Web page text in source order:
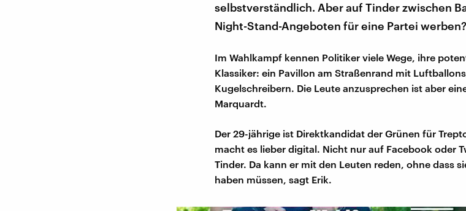
selbstverständlich. Aber auf Tinder zwischen
Night-Stand-Angeboten für eine Partei
Im Wahlkampf kennen Politiker viele Wege, ihre
Klassiker: ein Pavillon am Straßenrand mit
Kugelschreibern. Die Leute anzusprechen ist aber
Marquardt.
Der 29-jährige ist Direktkandidat der Grünen für
macht es lieber digital. Nicht nur auf Facebook oder
Tinder. Da kann er mit den Leuten reden, ohne dass
haben müssen, sagt Erik.